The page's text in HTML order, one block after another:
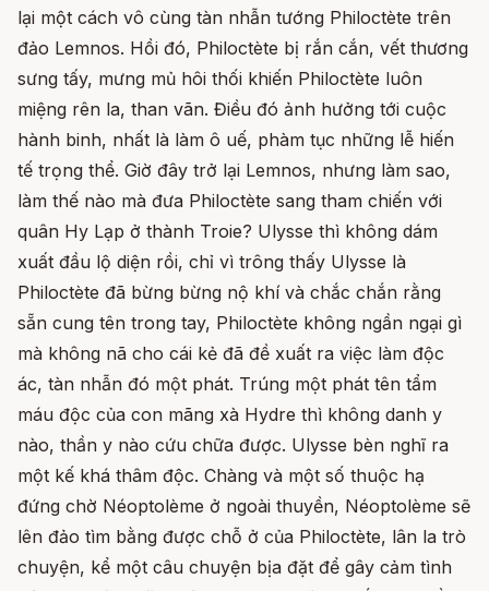
lại một cách vô cùng tàn nhẫn tướng Philoctète trên
đảo Lemnos. Hồi đó, Philoctète bị rắn cắn, vết thương
sưng tấy, mưng mủ hôi thối khiến Philoctète luôn
miệng rên la, than vãn. Điều đó ảnh hưởng tới cuộc
hành binh, nhất là làm ô uế, phàm tục những lễ hiến
tế trọng thể. Giờ đây trở lại Lemnos, nhưng làm sao,
làm thế nào mà đưa Philoctète sang tham chiến với
quân Hy Lạp ở thành Troie? Ulysse thì không dám
xuất đầu lộ diện rồi, chỉ vì trông thấy Ulysse là
Philoctète đã bừng bừng nộ khí và chắc chắn rằng
sẵn cung tên trong tay, Philoctète không ngần ngại gì
mà không nã cho cái kẻ đã đề xuất ra việc làm độc
ác, tàn nhẫn đó một phát. Trúng một phát tên tẩm
máu độc của con mãng xà Hydre thì không danh y
nào, thần y nào cứu chữa được. Ulysse bèn nghĩ ra
một kế khá thâm độc. Chàng và một số thuộc hạ
đứng chờ Néoptolème ở ngoài thuyền, Néoptolème sẽ
lên đảo tìm bằng được chỗ ở của Philoctète, lân la trò
chuyện, kể một câu chuyện bịa đặt để gây cảm tình